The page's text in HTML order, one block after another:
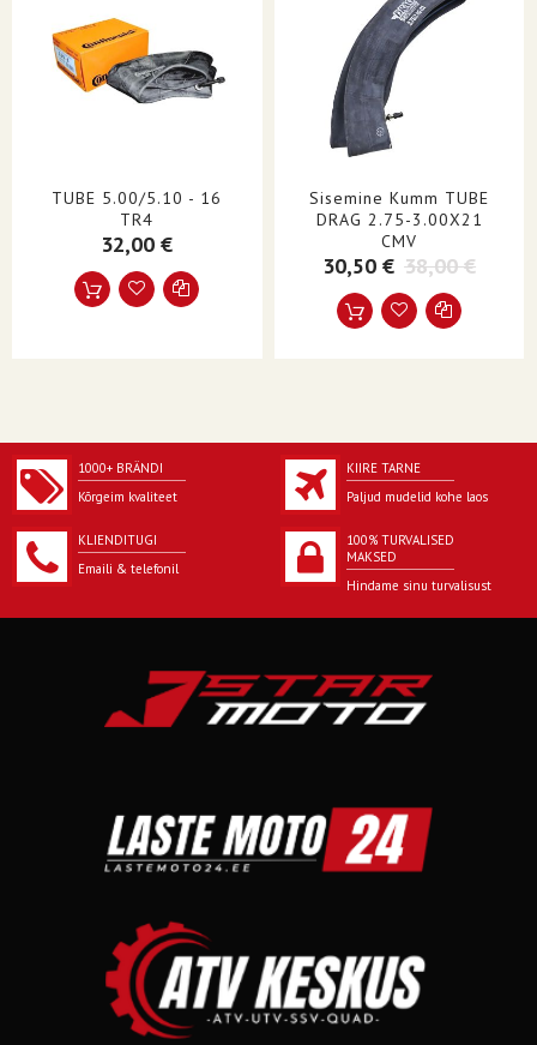
TUBE 5.00/5.10 - 16
TR4
32,00 €
Sisemine Kumm TUBE
DRAG 2.75-3.00X21
CMV
30,50 € 38,00 €
1000+ BRÄNDI
Kõrgeim kvaliteet
KIIRE TARNE
Paljud mudelid kohe laos
KLIENDITUGI
Emaili & telefonil
100% TURVALISED
MAKSED
Hindame sinu turvalisust